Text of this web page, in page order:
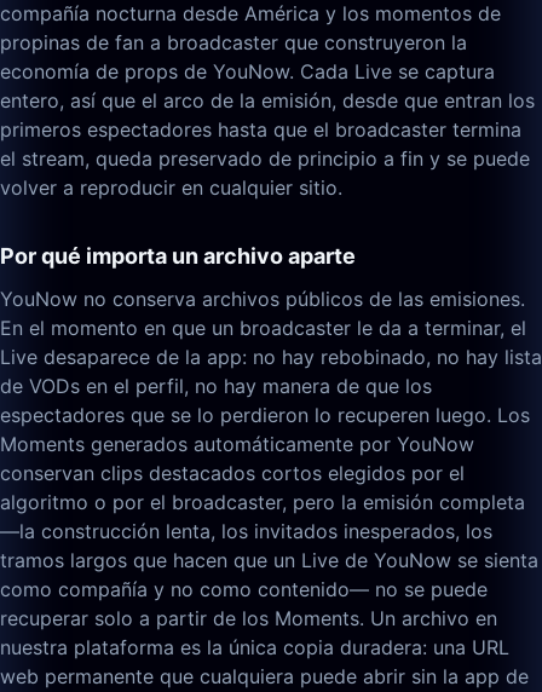
compañía nocturna desde América y los momentos de
propinas de fan a broadcaster que construyeron la
economía de props de YouNow. Cada Live se captura
entero, así que el arco de la emisión, desde que entran los
primeros espectadores hasta que el broadcaster termina
el stream, queda preservado de principio a fin y se puede
volver a reproducir en cualquier sitio.
Por qué importa un archivo aparte
YouNow no conserva archivos públicos de las emisiones.
En el momento en que un broadcaster le da a terminar, el
Live desaparece de la app: no hay rebobinado, no hay lista
de VODs en el perfil, no hay manera de que los
espectadores que se lo perdieron lo recuperen luego. Los
Moments generados automáticamente por YouNow
conservan clips destacados cortos elegidos por el
algoritmo o por el broadcaster, pero la emisión completa
—la construcción lenta, los invitados inesperados, los
tramos largos que hacen que un Live de YouNow se sienta
como compañía y no como contenido— no se puede
recuperar solo a partir de los Moments. Un archivo en
nuestra plataforma es la única copia duradera: una URL
web permanente que cualquiera puede abrir sin la app de